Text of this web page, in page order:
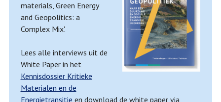
materials, Green Energy
and Geopolitics: a
Complex Mix'.
Lees alle interviews uit de
White Paper in het
Kennisdossier Kritieke
Materialen en de
Energietransitie en download de white paper via